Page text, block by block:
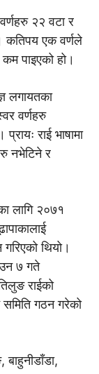
२२ वटा र
कतिपय एक वर्णले
पाइएको हो।
लगायतका
वर्णहरु
राई भाषामा
नभेटिने र
लागि २०७१
थियो।
७ गते
राईको
गठन गरेको
बाहुनीडाँडा,